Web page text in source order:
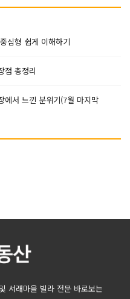
심형 쉽게 이해하기
점 총정리
에서 느낀 분위기(7월 마지막
서래마을 빌라 전문 바로보는